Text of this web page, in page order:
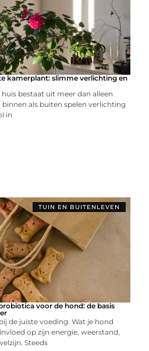
kamerplant: slimme verlichting en
bestaat uit meer dan alleen
als buiten spelen verlichting
in
TUIN EN BUITENLEVEN
voor de hond: de basis
de juiste voeding. Wat je hond
op zijn energie, weerstand,
Steeds